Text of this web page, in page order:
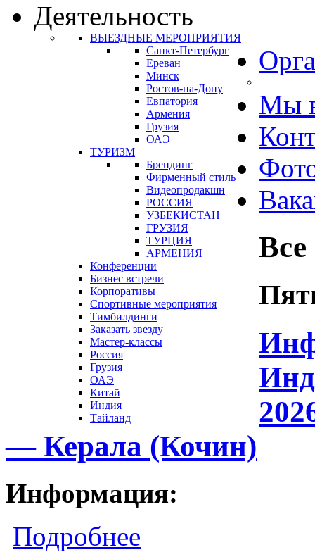
Деятельность
ВЫЕЗДНЫЕ МЕРОПРИЯТИЯ
Санкт-Петербург
Ереван
Минск
Ростов-на-Дону
Евпатория
Армения
Грузия
ОАЭ
ТУРИЗМ
Брендинг
Фирменный стиль
Видеопродакшн
РОССИЯ
УЗБЕКИСТАН
ГРУЗИЯ
ТУРЦИЯ
АРМЕНИЯ
Конференции
Бизнес встречи
Корпоративы
Спортивные мероприятия
Тимбилдинги
Заказать звезду
Мастер-классы
Россия
Грузия
ОАЭ
Китай
Индия
Тайланд
Мы
— Керала (Кочин)
Информация:
Подробнее